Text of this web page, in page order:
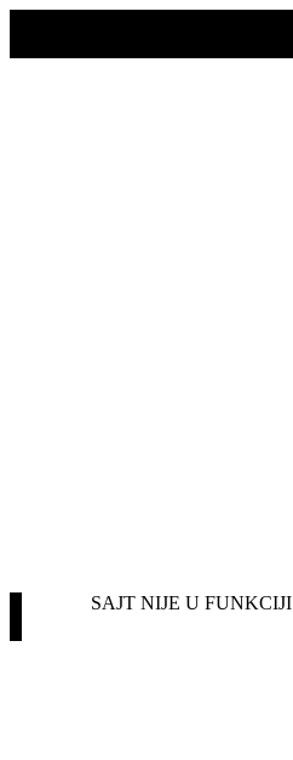
SAJT NIJE U FUNKCIJI